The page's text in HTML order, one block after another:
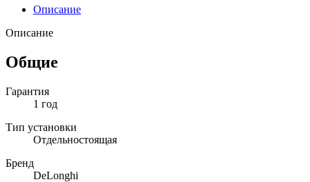
Описание
Описание
Общие
Гарантия
1 год
Тип установки
Отдельностоящая
Бренд
DeLonghi